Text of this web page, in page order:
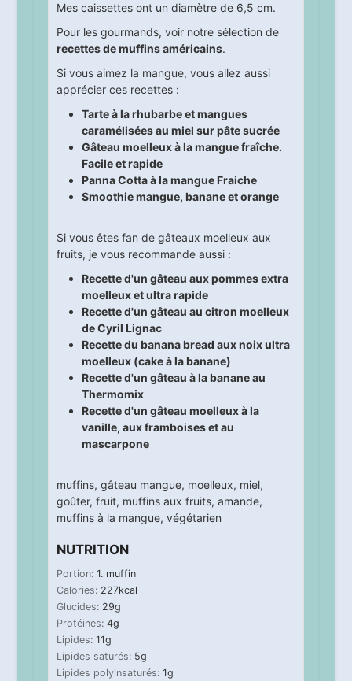
Mes caissettes ont un diamètre de 6,5 cm.
Pour les gourmands, voir notre sélection de
recettes de muffins américains.
Si vous aimez la mangue, vous allez aussi
apprécier ces recettes :
Tarte à la rhubarbe et mangues
caramélisées au miel sur pâte sucrée
Gâteau moelleux à la mangue fraîche.
Facile et rapide
Panna Cotta à la mangue Fraiche
Smoothie mangue, banane et orange
Si vous êtes fan de gâteaux moelleux aux
fruits, je vous recommande aussi :
Recette d'un gâteau aux pommes extra
moelleux et ultra rapide
Recette d'un gâteau au citron moelleux
de Cyril Lignac
Recette du banana bread aux noix ultra
moelleux (cake à la banane)
Recette d'un gâteau à la banane au
Thermomix
Recette d'un gâteau moelleux à la
vanille, aux framboises et au
mascarpone
muffins, gâteau mangue, moelleux, miel,
goûter, fruit, muffins aux fruits, amande,
muffins à la mangue, végétarien
NUTRITION
Portion: 1. muffin
Calories: 227kcal
Glucides: 29g
Protéines: 4g
Lipides: 11g
Lipides saturés: 5g
Lipides polyinsaturés: 1g